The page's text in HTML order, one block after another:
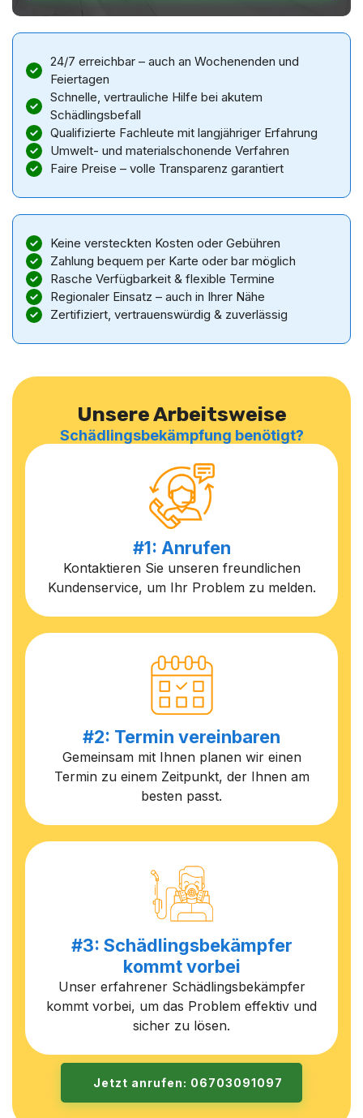
24/7 erreichbar – auch an Wochenenden und
Feiertagen
Schnelle, vertrauliche Hilfe bei akutem
Schädlingsbefall
Qualifizierte Fachleute mit langjähriger Erfahrung
Umwelt- und materialschonende Verfahren
Faire Preise – volle Transparenz garantiert
Keine versteckten Kosten oder Gebühren
Zahlung bequem per Karte oder bar möglich
Rasche Verfügbarkeit & flexible Termine
Regionaler Einsatz – auch in Ihrer Nähe
Zertifiziert, vertrauenswürdig & zuverlässig
Unsere Arbeitsweise
Schädlingsbekämpfung benötigt?
#1: Anrufen
Kontaktieren Sie unseren freundlichen
Kundenservice, um Ihr Problem zu melden.
#2: Termin vereinbaren
Gemeinsam mit Ihnen planen wir einen
Termin zu einem Zeitpunkt, der Ihnen am
besten passt.
#3: Schädlingsbekämpfer
kommt vorbei
Unser erfahrener Schädlingsbekämpfer
kommt vorbei, um das Problem effektiv und
sicher zu lösen.
Jetzt anrufen: 06703091097